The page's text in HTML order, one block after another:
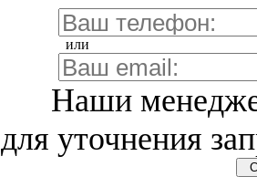
или
Наши
для уточнения